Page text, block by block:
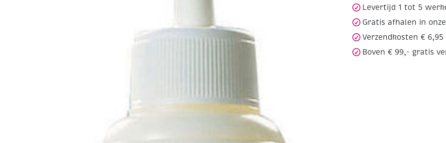
Levertijd 1 tot 5
Gratis afhalen in onze
Verzendkosten € 6,95
Boven € 99,- gratis